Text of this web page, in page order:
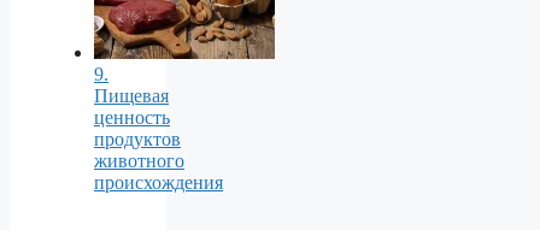
9.
Пищевая
ценность
продуктов
животного
происхождения